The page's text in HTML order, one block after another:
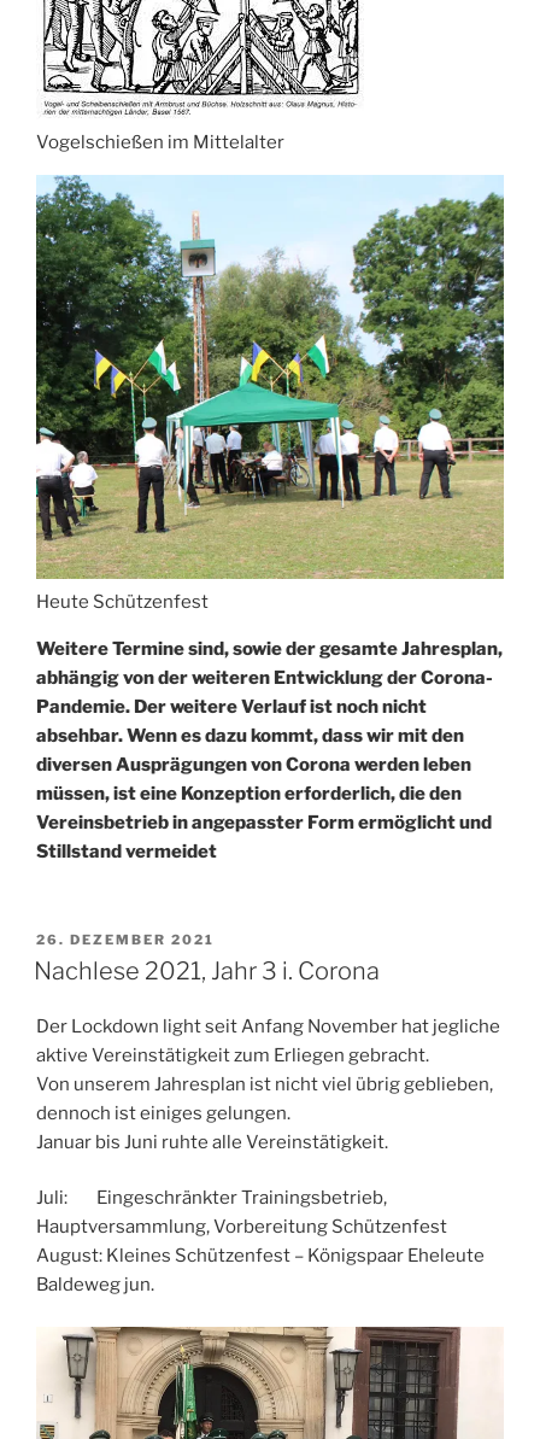
Vogelschießen im Mittelalter
Heute Schützenfest
Weitere Termine sind, sowie der gesamte Jahresplan,
abhängig von der weiteren Entwicklung der Corona-
Pandemie. Der weitere Verlauf ist noch nicht
absehbar. Wenn es dazu kommt, dass wir mit den
diversen Ausprägungen von Corona werden leben
müssen, ist eine Konzeption erforderlich, die den
Vereinsbetrieb in angepasster Form ermöglicht und
Stillstand vermeidet
VERÖFFENTLICHT
AM
26. DEZEMBER 2021
Nachlese 2021, Jahr 3 i. Corona
Der Lockdown light seit Anfang November hat jegliche
aktive Vereinstätigkeit zum Erliegen gebracht.
Von unserem Jahresplan ist nicht viel übrig geblieben,
dennoch ist einiges gelungen.
Januar bis Juni ruhte alle Vereinstätigkeit.
Juli: Eingeschränkter Trainingsbetrieb,
Hauptversammlung, Vorbereitung Schützenfest
August: Kleines Schützenfest – Königspaar Eheleute
Baldeweg jun.